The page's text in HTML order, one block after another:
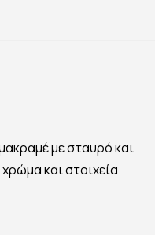
με σταυρό και
και στοιχεία